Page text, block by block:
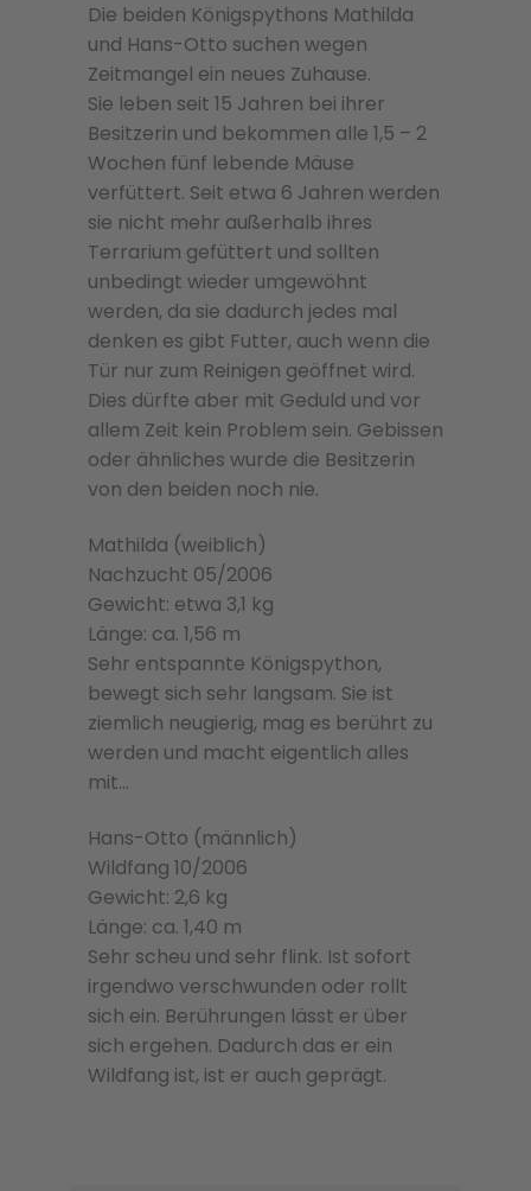
Die beiden Königspythons Mathilda
und Hans-Otto suchen wegen
Zeitmangel ein neues Zuhause.
Sie leben seit 15 Jahren bei ihrer
Besitzerin und bekommen alle 1,5 – 2
Wochen fünf lebende Mäuse
verfüttert. Seit etwa 6 Jahren werden
sie nicht mehr außerhalb ihres
Terrarium gefüttert und sollten
unbedingt wieder umgewöhnt
werden, da sie dadurch jedes mal
denken es gibt Futter, auch wenn die
Tür nur zum Reinigen geöffnet wird.
Dies dürfte aber mit Geduld und vor
allem Zeit kein Problem sein. Gebissen
oder ähnliches wurde die Besitzerin
von den beiden noch nie.
Mathilda (weiblich)
Nachzucht 05/2006
Gewicht: etwa 3,1 kg
Länge: ca. 1,56 m
Sehr entspannte Königspython,
bewegt sich sehr langsam. Sie ist
ziemlich neugierig, mag es berührt zu
werden und macht eigentlich alles
mit…
Hans-Otto (männlich)
Wildfang 10/2006
Gewicht: 2,6 kg
Länge: ca. 1,40 m
Sehr scheu und sehr flink. Ist sofort
irgendwo verschwunden oder rollt
sich ein. Berührungen lässt er über
sich ergehen. Dadurch das er ein
Wildfang ist, ist er auch geprägt.